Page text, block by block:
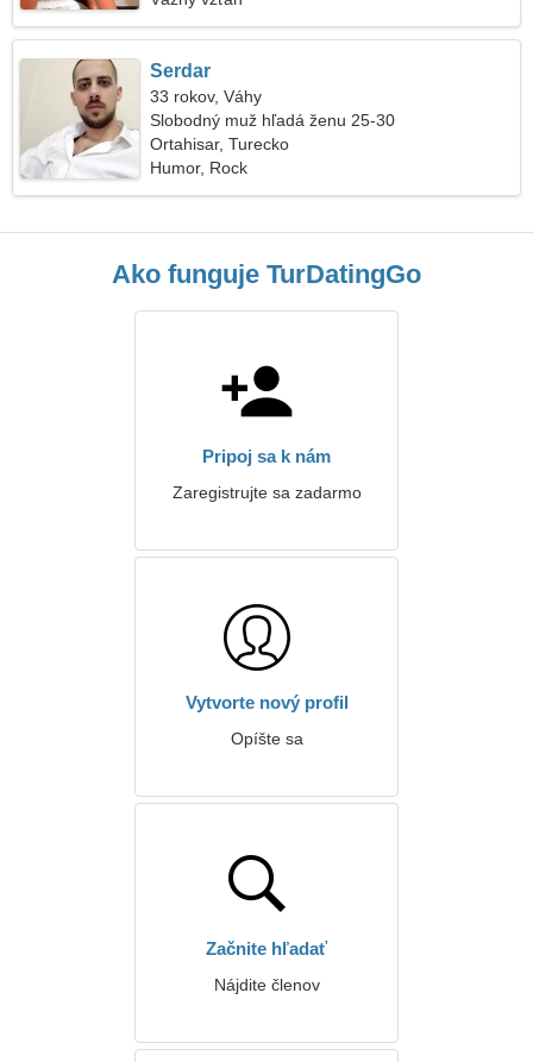
Serdar
33 rokov, Váhy
Slobodný muž hľadá ženu 25-30
Ortahisar, Turecko
Humor, Rock
Ako funguje TurDatingGo
Pripoj sa k nám
Zaregistrujte sa zadarmo
Vytvorte nový profil
Opíšte sa
Začnite hľadať
Nájdite členov